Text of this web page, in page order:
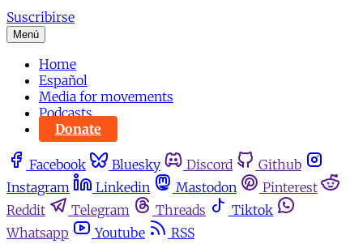
Suscribirse
Menú
Home
Español
Media for movements
Podcasts
Donate
Facebook Bluesky Discord
Github
Instagram
Linkedin Mastodon
Pinterest
Reddit
Telegram Threads
Tiktok
Whatsapp
Youtube RSS